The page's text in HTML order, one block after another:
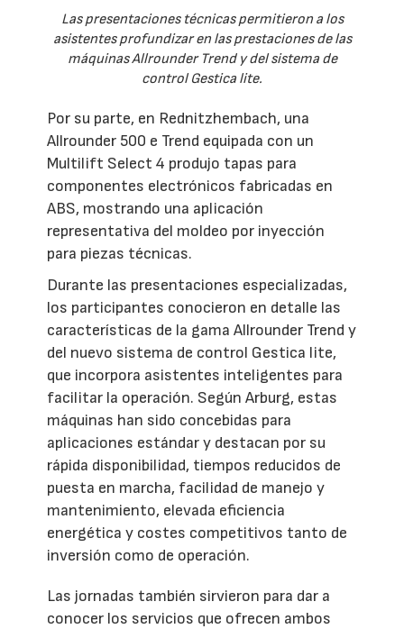
Las presentaciones técnicas permitieron a los
asistentes profundizar en las prestaciones de las
máquinas Allrounder Trend y del sistema de
control Gestica lite.
Por su parte, en Rednitzhembach, una
Allrounder 500 e Trend equipada con un
Multilift Select 4 produjo tapas para
componentes electrónicos fabricadas en
ABS, mostrando una aplicación
representativa del moldeo por inyección
para piezas técnicas.
Durante las presentaciones especializadas,
los participantes conocieron en detalle las
características de la gama Allrounder Trend y
del nuevo sistema de control Gestica lite,
que incorpora asistentes inteligentes para
facilitar la operación. Según Arburg, estas
máquinas han sido concebidas para
aplicaciones estándar y destacan por su
rápida disponibilidad, tiempos reducidos de
puesta en marcha, facilidad de manejo y
mantenimiento, elevada eficiencia
energética y costes competitivos tanto de
inversión como de operación.
Las jornadas también sirvieron para dar a
conocer los servicios que ofrecen ambos